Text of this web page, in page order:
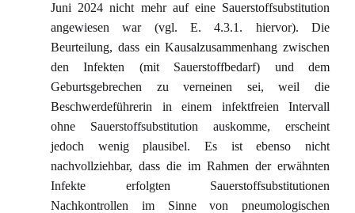
Juni 2024 nicht mehr auf eine Sauerstoffsubstitution
angewiesen war (vgl. E. 4.3.1. hiervor). Die
Beurteilung, dass ein Kausalzusammenhang zwischen
den Infekten (mit Sauerstoffbedarf) und dem
Geburtsgebrechen zu verneinen sei, weil die
Beschwerdeführerin in einem infektfreien Intervall
ohne Sauerstoffsubstitution auskomme, erscheint
jedoch wenig plausibel. Es ist ebenso nicht
nachvollziehbar, dass die im Rahmen der erwähnten
Infekte erfolgten Sauerstoffsubstitutionen
Nachkontrollen im Sinne von pneumologischen